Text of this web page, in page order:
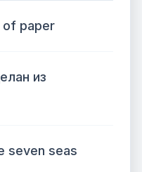
of paper
из
seven seas